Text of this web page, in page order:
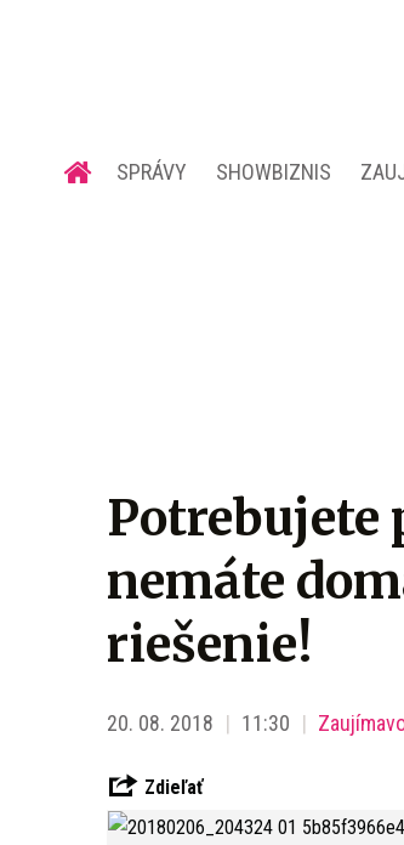
SPRÁVY SHOWBIZNIS
Potrebujete
nemáte
riešenie!
20. 08. 2018 11:30
Zdieľať